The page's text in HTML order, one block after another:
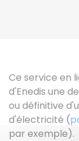
Ce service en
d'Enedis une
ou définitive
d'électricité (
par exemple).